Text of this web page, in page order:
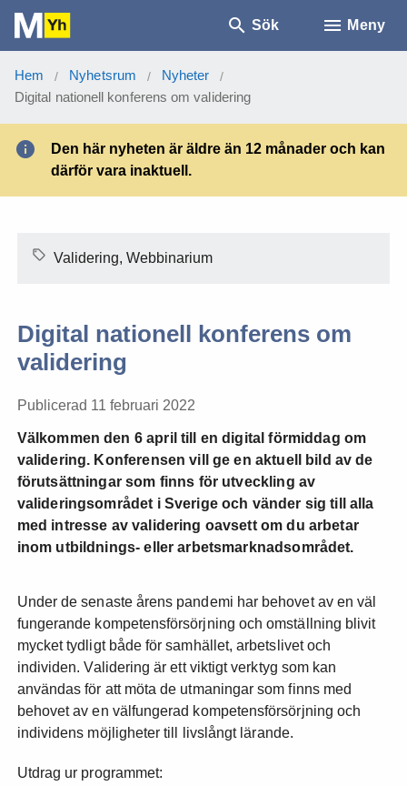
Sök Meny
Hem / Nyhetsrum / Nyheter /
Digital nationell konferens om validering
Den här nyheten är äldre än 12 månader och kan
därför vara inaktuell.
Validering, Webbinarium
Digital nationell konferens om
validering
Publicerad 11 februari 2022
Välkommen den 6 april till en digital förmiddag om
validering. Konferensen vill ge en aktuell bild av de
förutsättningar som finns för utveckling av
valideringsområdet i Sverige och vänder sig till alla
med intresse av validering oavsett om du arbetar
inom utbildnings- eller arbetsmarknadsområdet.
Under de senaste årens pandemi har behovet av en väl
fungerande kompetensförsörjning och omställning blivit
mycket tydligt både för samhället, arbetslivet och
individen. Validering är ett viktigt verktyg som kan
användas för att möta de utmaningar som finns med
behovet av en välfungerad kompetensförsörjning och
individens möjligheter till livslångt lärande.
Utdrag ur programmet: